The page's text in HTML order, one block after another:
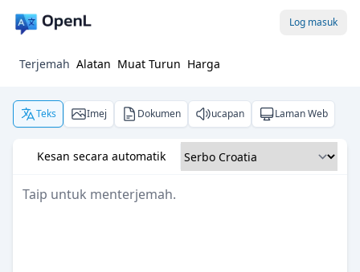
Log masuk
Terjemah Alatan Muat Turun Harga
Teks Imej Dokumen ucapan Laman Web
Kesan secara automatik